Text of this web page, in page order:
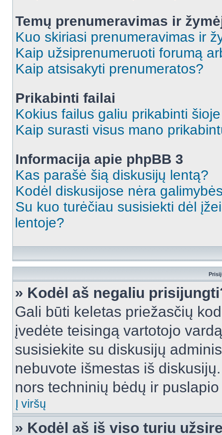
Temų prenumeravimas ir
Kuo skiriasi prenumeravimas ir
Kaip užsiprenumeruoti forumą
Kaip atsisakyti prenumeratos?
Prikabinti failai
Kokius failus galiu prikabinti
Kaip surasti visus mano
Informacija apie phpBB 3
Kas parašė šią diskusijų lentą?
Kodėl diskusijose nėra
Su kuo turėčiau susisiekti dėl
lentoje?
» Kodėl aš negaliu
Gali būti keletas priežasčių
įvedėte teisingą vartotojo
susisiekite su diskusijų
nebuvote išmestas iš
nors techninių bėdų ir
Į viršų
» Kodėl aš iš viso turiu